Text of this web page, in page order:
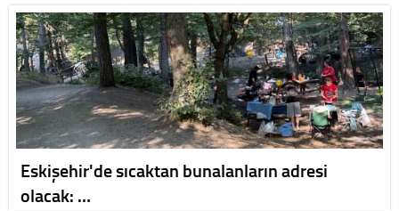
Eskişehir'de sıcaktan bunalanların adresi
olacak: …